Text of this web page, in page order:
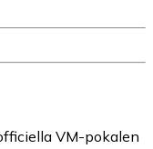
VM-pokalen